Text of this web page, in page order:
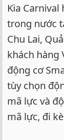
Kia
trong nước
Chu Lai,
khách hàng
động cơ
tùy chọn
mã lực và
mã lực, đi